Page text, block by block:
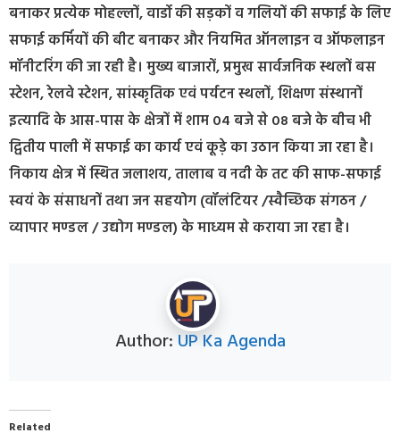
बनाकर प्रत्येक मोहल्लों, वार्डो की सड़कों व गलियों की सफाई के लिए
सफाई कर्मियों की बीट बनाकर और नियमित ऑनलाइन व ऑफलाइन
मॉनीटरिंग की जा रही है। मुख्य बाजारों, प्रमुख सार्वजनिक स्थलों बस
स्टेशन, रेलवे स्टेशन, सांस्कृतिक एवं पर्यटन स्थलों, शिक्षण संस्थानों
इत्यादि के आस-पास के क्षेत्रों में शाम 04 बजे से 08 बजे के बीच भी
द्वितीय पाली में सफाई का कार्य एवं कूड़े का उठान किया जा रहा है।
निकाय क्षेत्र में स्थित जलाशय, तालाब व नदी के तट की साफ-सफाई
स्वयं के संसाधनों तथा जन सहयोग (वॉलंटियर /स्वैच्छिक संगठन /
व्यापार मण्डल / उद्योग मण्डल) के माध्यम से कराया जा रहा है।
Author: UP Ka Agenda
Related